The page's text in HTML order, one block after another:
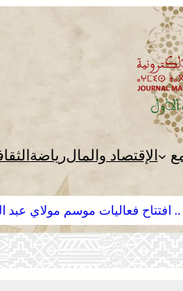
الإقتصاد والمالرياضة
.. افتتاح فعاليات موسم مولاي عبد